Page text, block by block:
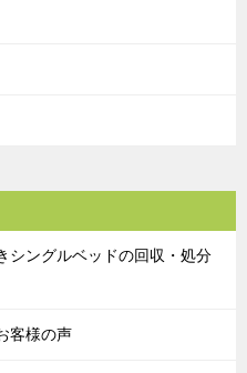
シングルベッドの回収・処分
客様の声